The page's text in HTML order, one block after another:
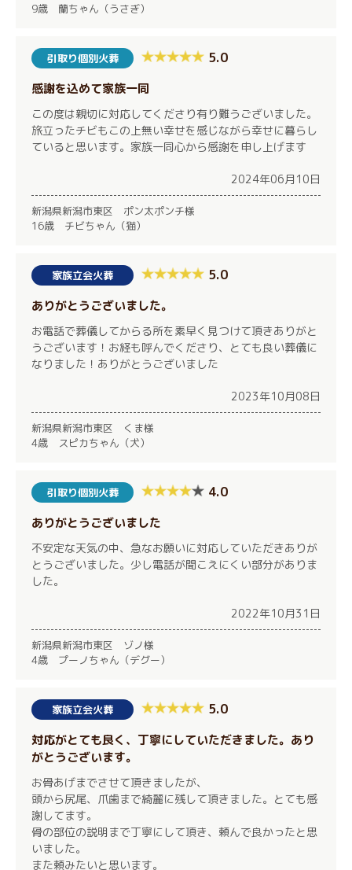
9歳 蘭ちゃん（うさぎ）
引取り個別火葬 5.0
感謝を込めて家族一同
この度は親切に対応してくださり有り難うございました。
旅立ったチビもこの上無い幸せを感じながら幸せに暮らし
ていると思います。家族一同心から感謝を申し上げます
2024年06月10日
新潟県新潟市東区 ポン太ポンチ様
16歳 チビちゃん（猫）
家族立会火葬 5.0
ありがとうございました。
お電話で葬儀してからる所を素早く見つけて頂きありがと
うございます！お経も呼んでくださり、とても良い葬儀に
なりました！ありがとうございました
2023年10月08日
新潟県新潟市東区 くま様
4歳 スピカちゃん（犬）
引取り個別火葬 4.0
ありがとうございました
不安定な天気の中、急なお願いに対応していただきありが
とうございました。少し電話が聞こえにくい部分がありま
した。
2022年10月31日
新潟県新潟市東区 ゾノ様
4歳 プーノちゃん（デグー）
家族立会火葬 5.0
対応がとても良く、丁寧にしていただきました。あり
がとうございます。
お骨あげまでさせて頂きましたが、
頭から尻尾、爪歯まで綺麗に残して頂きました。とても感
謝してます。
骨の部位の説明まで丁寧にして頂き、頼んで良かったと思
いました。
また頼みたいと思います。